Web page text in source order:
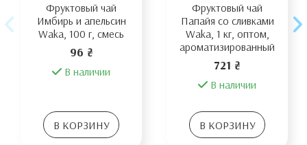
Фруктовый чай
Имбирь и апельсин
Waka, 100 г, смесь
96 ₴
В наличии
В КОРЗИНУ
Фруктовый чай
Папайя со сливками
Waka, 1 кг, оптом,
ароматизированный
721 ₴
В наличии
В КОРЗИНУ